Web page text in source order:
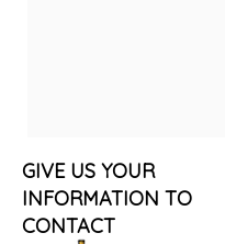
GIVE US YOUR
INFORMATION TO
CONTACT